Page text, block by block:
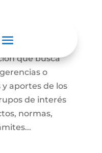
es un
que busca
o
aportes de los
de interés
normas,